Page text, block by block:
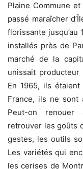
Plaine Commune
passé maraîcher
florissante jusqu’au
installés près de
marché de la
unissait producteur
En 1965, ils
France, ils ne sont
Peut-on renouer
retrouver les goûts
gestes, les outils
Les variétés qui
les cerises de